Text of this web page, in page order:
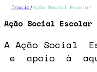
Início/Ação Social Escolar
Ação Social Escolar
A Ação Social
e apoio à